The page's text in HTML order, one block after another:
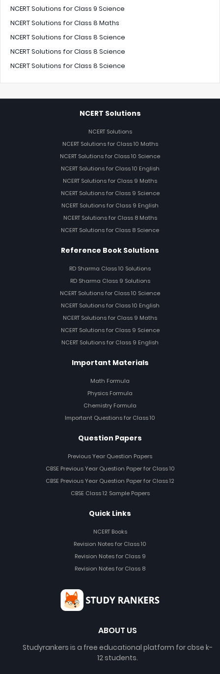
NCERT Solutions for Class 9 Science
NCERT Solutions for Class 8 Maths
NCERT Solutions for Class 8 Science
NCERT Solutions for Class 8 Science
NCERT Solutions for Class 8 Science
NCERT Solutions
NCERT Solutions
NCERT Solutions for Class 10 Maths
NCERT Solutions for Class 10 Science
NCERT Solutions for Class 10 English
NCERT Solutions for Class 9 Maths
NCERT Solutions for Class 9 Science
NCERT Solutions for Class 9 English
NCERT Solutions for Class 8 Maths
NCERT Solutions for Class 8 Science
Reference Book Solutions
RD Sharma Class 10 Solutions
RD Sharma Class 9 Solutions
NCERT Solutions for Class 10 Science
NCERT Solutions for Class 10 English
NCERT Solutions for Class 9 Maths
NCERT Solutions for Class 9 Science
NCERT Solutions for Class 9 English
Important Materials
Math Formula
Physics Formula
Chemistry Formula
Important Questions for Class 10
Question Papers
Previous Year Question Papers
CBSE Previous Year Question Paper for Class 10
CBSE Previous Year Question Paper for Class 12
CBSE Class 12 Sample Papers
Quick Links
NCERT Books
Revision Notes for Class 10
Revision Notes for Class 9
Revision Notes for Class 8
ABOUT US
Studyrankers is a free educational platform for cbse k-
12 students.